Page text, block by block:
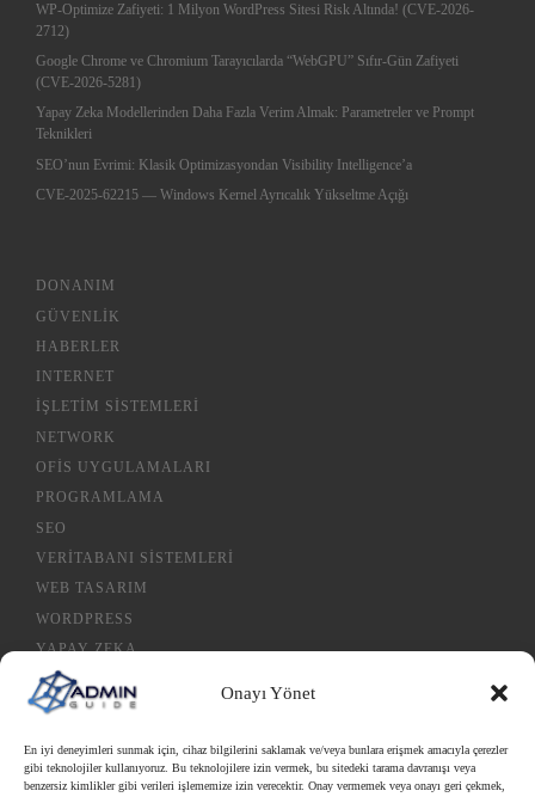
Onayı Yönet
En iyi deneyimleri sunmak için, cihaz bilgilerini saklamak ve/veya bunlara erişmek amacıyla çerezler
gibi teknolojiler kullanıyoruz. Bu teknolojilere izin vermek, bu sitedeki tarama davranışı veya
benzersiz kimlikler gibi verileri işlememize izin verecektir. Onay vermemek veya onayı geri çekmek,
WP-Optimize Zafiyeti: 1 Milyon WordPress Sitesi Risk Altında! (CVE-2026-
2712)
Google Chrome ve Chromium Tarayıcılarda “WebGPU” Sıfır-Gün Zafiyeti
(CVE-2026-5281)
Yapay Zeka Modellerinden Daha Fazla Verim Almak: Parametreler ve Prompt
Teknikleri
SEO’nun Evrimi: Klasik Optimizasyondan Visibility Intelligence’a
CVE-2025-62215 — Windows Kernel Ayrıcalık Yükseltme Açığı
DONANIM
GÜVENLIK
HABERLER
INTERNET
İŞLETIM SISTEMLERI
NETWORK
OFIS UYGULAMALARI
PROGRAMLAMA
SEO
VERITABANI SISTEMLERI
WEB TASARIM
WORDPRESS
YAPAY ZEKA
Çerez Politikası